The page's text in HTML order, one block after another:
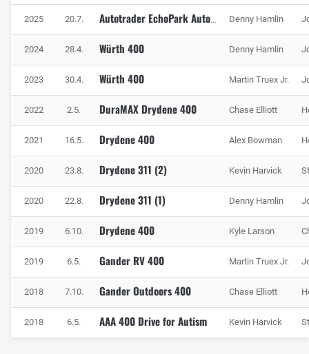
2025 20.7. Autotrader EchoPark Automotive 400 Denny Hamlin
2024 28.4. Würth 400 Denny Hamlin
2023 30.4. Würth 400 Martin Truex Jr.
2022 2.5. DuraMAX Drydene 400 Chase Elliott
2021 16.5. Drydene 400 Alex Bowman
2020 23.8. Drydene 311 (2) Kevin Harvick
2020 22.8. Drydene 311 (1) Denny Hamlin
2019 6.10. Drydene 400 Kyle Larson
2019 6.5. Gander RV 400 Martin Truex Jr.
2018 7.10. Gander Outdoors 400 Chase Elliott
2018 6.5. AAA 400 Drive for Autism Kevin Harvick